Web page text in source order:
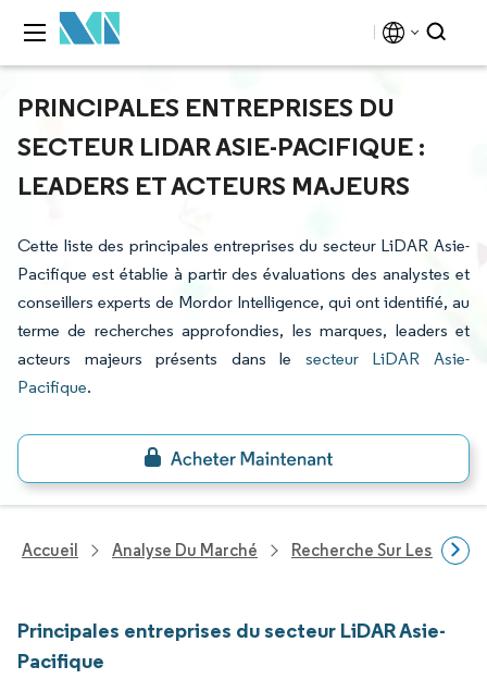
PRINCIPALES ENTREPRISES DU
SECTEUR LIDAR ASIE-PACIFIQUE :
LEADERS ET ACTEURS MAJEURS
Cette liste des principales entreprises du secteur LiDAR Asie-
Pacifique est établie à partir des évaluations des analystes et
conseillers experts de Mordor Intelligence, qui ont identifié, au
terme de recherches approfondies, les marques, leaders et
acteurs majeurs présents dans le secteur LiDAR Asie-
Pacifique.
Accueil Analyse Du Marché Recherche Sur Les
Principales entreprises du secteur LiDAR Asie-
Pacifique